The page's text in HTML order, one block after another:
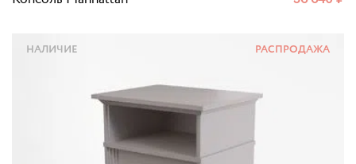
РАСПРОДАЖА
НАЛИЧИЕ